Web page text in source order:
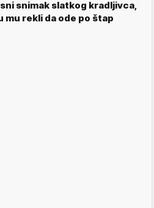
snimak slatkog kradljivca,
mu rekli da ode po štap